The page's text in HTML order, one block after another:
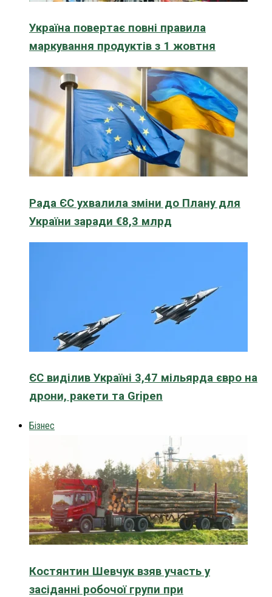
Україна повертає повні правила
маркування продуктів з 1 жовтня
Рада ЄС ухвалила зміни до Плану для
України заради €8,3 млрд
ЄС виділив Україні 3,47 мільярда євро на
дрони, ракети та Gripen
Бізнес
Костянтин Шевчук взяв участь у
засіданні робочої групи при